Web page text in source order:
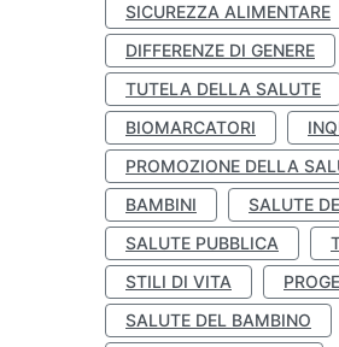
SICUREZZA ALIMENTARE
DIFFERENZE DI GENERE
TUTELA DELLA SALUTE
BIOMARCATORI
PROMOZIONE DELLA
BAMBINI
SALUTE
SALUTE PUBBLICA
STILI DI VITA
SALUTE DEL BAMBINO